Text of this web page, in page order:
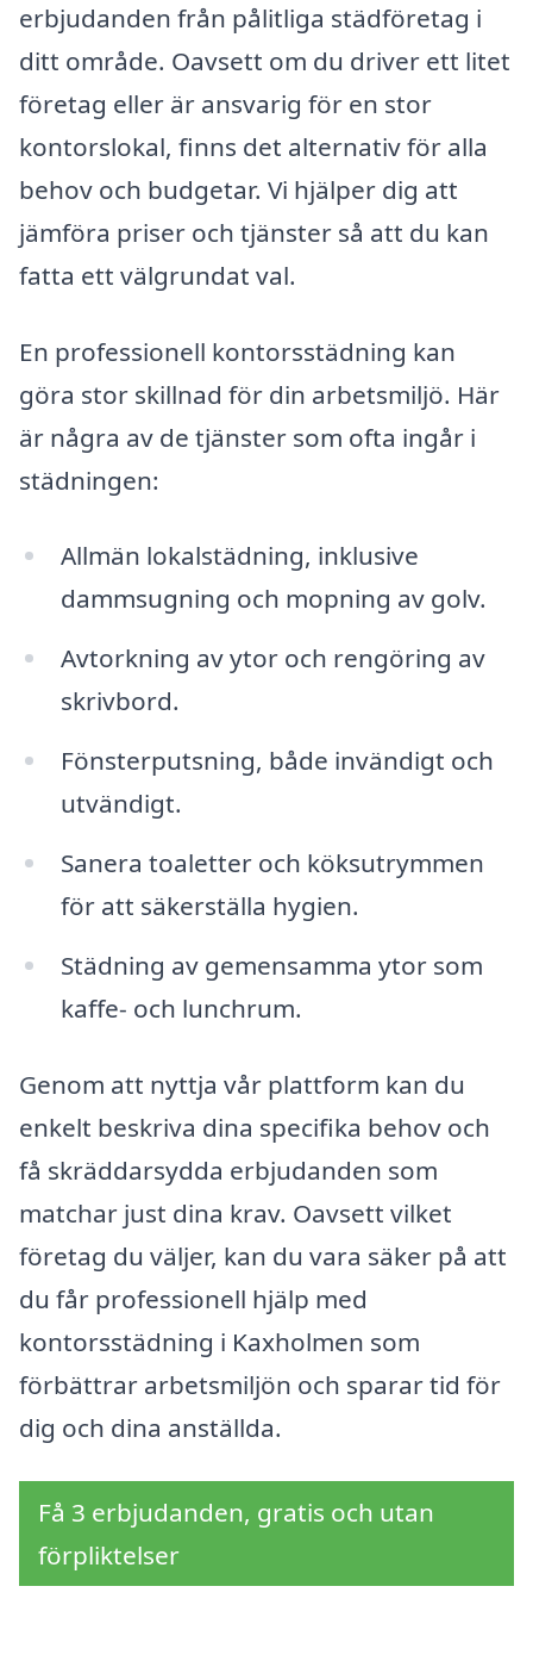
erbjudanden från pålitliga städföretag i
ditt område. Oavsett om du driver ett litet
företag eller är ansvarig för en stor
kontorslokal, finns det alternativ för alla
behov och budgetar. Vi hjälper dig att
jämföra priser och tjänster så att du kan
fatta ett välgrundat val.
En professionell kontorsstädning kan
göra stor skillnad för din arbetsmiljö. Här
är några av de tjänster som ofta ingår i
städningen:
Allmän lokalstädning, inklusive
dammsugning och mopning av golv.
Avtorkning av ytor och rengöring av
skrivbord.
Fönsterputsning, både invändigt och
utvändigt.
Sanera toaletter och köksutrymmen
för att säkerställa hygien.
Städning av gemensamma ytor som
kaffe- och lunchrum.
Genom att nyttja vår plattform kan du
enkelt beskriva dina specifika behov och
få skräddarsydda erbjudanden som
matchar just dina krav. Oavsett vilket
företag du väljer, kan du vara säker på att
du får professionell hjälp med
kontorsstädning i Kaxholmen som
förbättrar arbetsmiljön och sparar tid för
dig och dina anställda.
Få 3 erbjudanden, gratis och utan
förpliktelser